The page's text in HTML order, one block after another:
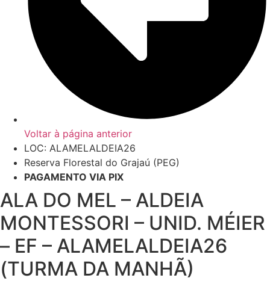
Voltar à página anterior
LOC: ALAMELALDEIA26
Reserva Florestal do Grajaú (PEG)
PAGAMENTO VIA PIX
ALA DO MEL – ALDEIA
MONTESSORI – UNID. MÉIER
– EF – ALAMELALDEIA26
(TURMA DA MANHÃ)